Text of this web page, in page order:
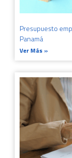
Presupuesto
Panamá
Ver Más »